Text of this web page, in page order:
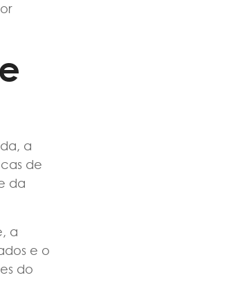
a
de
da
a
e o
do